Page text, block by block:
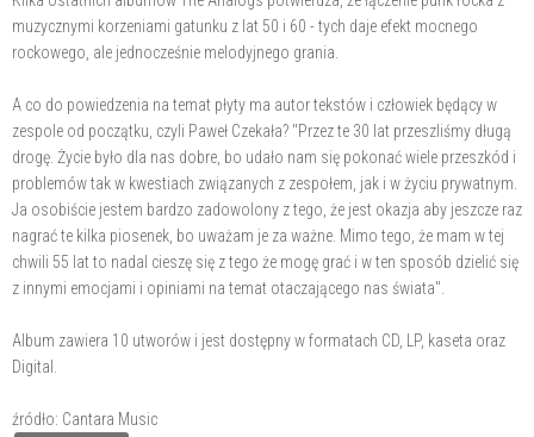
muzycznymi korzeniami gatunku z lat 50 i 60 - tych daje efekt mocnego
rockowego, ale jednocześnie melodyjnego grania.
A co do powiedzenia na temat płyty ma autor tekstów i człowiek będący w
zespole od początku, czyli Paweł Czekała? "Przez te 30 lat przeszliśmy długą
drogę. Życie było dla nas dobre, bo udało nam się pokonać wiele przeszkód i
problemów tak w kwestiach związanych z zespołem, jak i w życiu prywatnym.
Ja osobiście jestem bardzo zadowolony z tego, że jest okazja aby jeszcze raz
nagrać te kilka piosenek, bo uważam je za ważne. Mimo tego, że mam w tej
chwili 55 lat to nadal cieszę się z tego że mogę grać i w ten sposób dzielić się
z innymi emocjami i opiniami na temat otaczającego nas świata".
Album zawiera 10 utworów i jest dostępny w formatach CD, LP, kaseta oraz
Digital.
źródło: Cantara Music